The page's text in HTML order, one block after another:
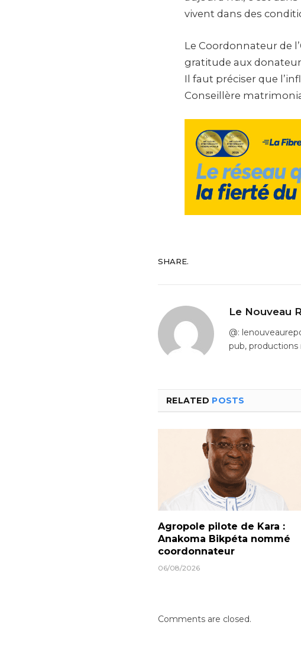
vivent dans des
Le Coordonnateur de
gratitude aux
Il faut préciser que
Conseillère
SHARE.
Le Nouveau
@:
pub, productions
RELATED POSTS
Agropole pilote de Kara :
Anakoma Bikpéta nommé
coordonnateur
06/08/2026
Comments are closed.